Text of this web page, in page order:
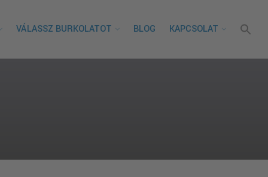
VÁLASSZ BURKOLATOT BLOG KAPCSOLAT